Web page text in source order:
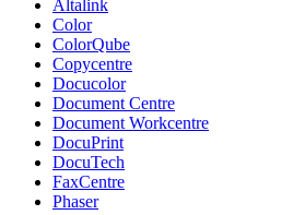
Altalink
Color
ColorQube
Copycentre
Docucolor
Document Centre
Document Workcentre
DocuPrint
DocuTech
FaxCentre
Phaser